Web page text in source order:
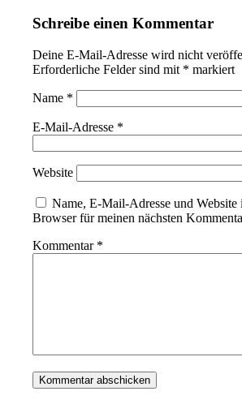
Schreibe einen Kommentar
Deine E-Mail-Adresse wird nicht
Erforderliche Felder sind mit * markiert
Name *
E-Mail-Adresse *
Website
Name, E-Mail-Adresse und Website
Browser für meinen nächsten
Kommentar *